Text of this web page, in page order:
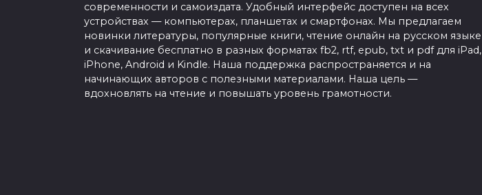
современности и самоиздата. Удобный интерфейс доступен на всех
устройствах — компьютерах, планшетах и смартфонах. Мы предлагаем
новинки литературы, популярные книги, чтение онлайн на русском языке
и скачивание бесплатно в разных форматах fb2, rtf, epub, txt и pdf для iPad,
iPhone, Android и Kindle. Наша поддержка распространяется и на
начинающих авторов с полезными материалами. Наша цель —
вдохновлять на чтение и повышать уровень грамотности.